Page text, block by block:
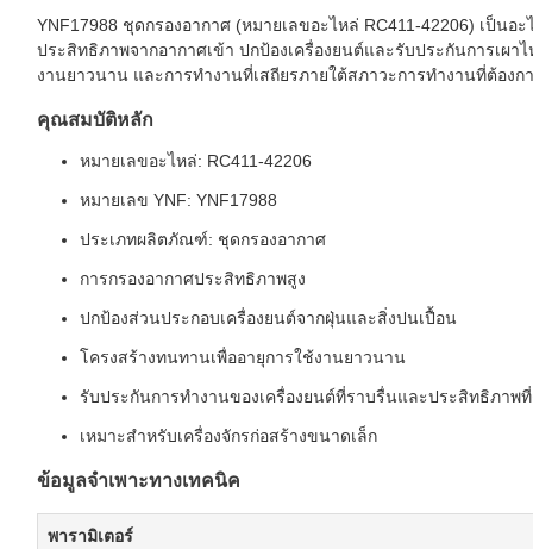
YNF17988 ชุดกรองอากาศ (หมายเลขอะไหล่ RC411-42206) เป็น
ประสิทธิภาพจากอากาศเข้า ปกป้องเครื่องยนต์และรับประกันการเผ
งานยาวนาน และการทำงานที่เสถียรภายใต้สภาวะการทำงานที่ต้องก
คุณสมบัติหลัก
หมายเลขอะไหล่: RC411-42206
หมายเลข YNF: YNF17988
ประเภทผลิตภัณฑ์: ชุดกรองอากาศ
การกรองอากาศประสิทธิภาพสูง
ปกป้องส่วนประกอบเครื่องยนต์จากฝุ่นและสิ่งปนเปื้อน
โครงสร้างทนทานเพื่ออายุการใช้งานยาวนาน
รับประกันการทำงานของเครื่องยนต์ที่ราบรื่นและประสิทธิภาพ
เหมาะสำหรับเครื่องจักรก่อสร้างขนาดเล็ก
ข้อมูลจำเพาะทางเทคนิค
พารามิเตอร์